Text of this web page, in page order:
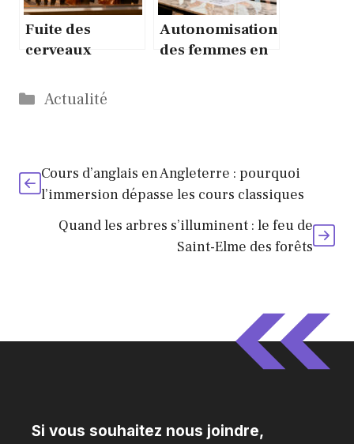
Fuite des
cerveaux
l’Europe :
causes et
Autonomisation
des femmes en
Catégories
Actualité
Cours d’anglais en Angleterre : pourquoi
l’immersion dépasse les cours classiques
Quand les arbres s’illuminent : le feu de
Saint-Elme des forêts
Si vous souhaitez nous joindre,